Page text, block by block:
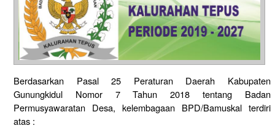
Berdasarkan Pasal 25 Peraturan Daerah Kabupaten
Gunungkidul Nomor 7 Tahun 2018 tentang Badan
Permusyawaratan Desa, kelembagaan BPD/Bamuskal terdiri
atas :